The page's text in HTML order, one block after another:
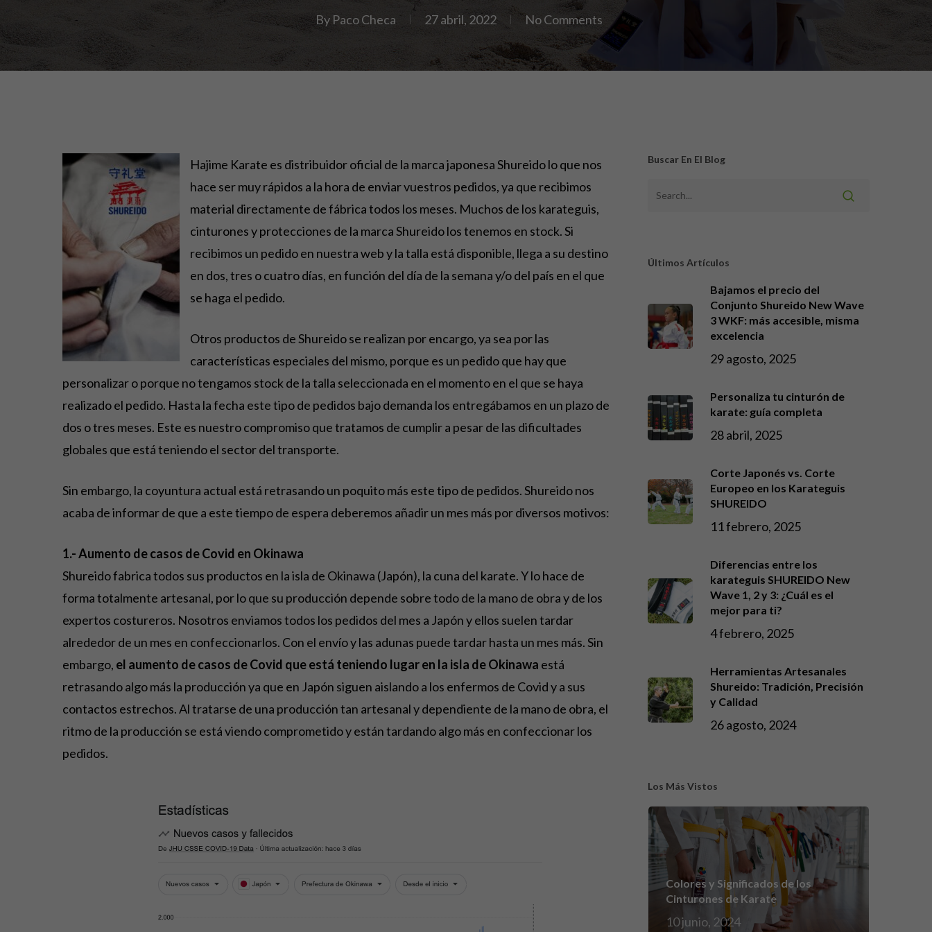
By Paco Checa 27 abril, 2022 No Comments
Hajime Karate es distribuidor oficial de la marca japonesa Shureido lo que nos
hace ser muy rápidos a la hora de enviar vuestros pedidos, ya que recibimos
material directamente de fábrica todos los meses. Muchos de los karateguis,
cinturones y protecciones de la marca Shureido los tenemos en stock. Si
recibimos un pedido en nuestra web y la talla está disponible, llega a su destino
en dos, tres o cuatro días, en función del día de la semana y/o del país en el que
se haga el pedido.
Otros productos de Shureido se realizan por encargo, ya sea por las
características especiales del mismo, porque es un pedido que hay que
personalizar o porque no tengamos stock de la talla seleccionada en el momento en el que se haya
realizado el pedido. Hasta la fecha este tipo de pedidos bajo demanda los entregábamos en un plazo de
dos o tres meses. Este es nuestro compromiso que tratamos de cumplir a pesar de las dificultades
globales que está teniendo el sector del transporte.
Sin embargo, la coyuntura actual está retrasando un poquito más este tipo de pedidos. Shureido nos
acaba de informar de que a este tiempo de espera deberemos añadir un mes más por diversos motivos:
1.- Aumento de casos de Covid en Okinawa
Shureido fabrica todos sus productos en la isla de Okinawa (Japón), la cuna del karate. Y lo hace de
forma totalmente artesanal, por lo que su producción depende sobre todo de la mano de obra y de los
expertos costureros. Nosotros enviamos todos los pedidos del mes a Japón y ellos suelen tardar
alrededor de un mes en confeccionarlos. Con el envío y las adunas puede tardar hasta un mes más. Sin
embargo, el aumento de casos de Covid que está teniendo lugar en la isla de Okinawa está
retrasando algo más la producción ya que en Japón siguen aislando a los enfermos de Covid y a sus
contactos estrechos. Al tratarse de una producción tan artesanal y dependiente de la mano de obra, el
ritmo de la producción se está viendo comprometido y están tardando algo más en confeccionar los
pedidos.
Buscar En El Blog
Últimos Artículos
Bajamos el precio del
Conjunto Shureido New Wave
3 WKF: más accesible, misma
excelencia
29 agosto, 2025
Personaliza tu cinturón de
karate: guía completa
28 abril, 2025
Corte Japonés vs. Corte
Europeo en los Karateguis
SHUREIDO
11 febrero, 2025
Diferencias entre los
karateguis SHUREIDO New
Wave 1, 2 y 3: ¿Cuál es el
mejor para ti?
4 febrero, 2025
Herramientas Artesanales
Shureido: Tradición, Precisión
y Calidad
26 agosto, 2024
Los Más Vistos
Colores y Significados de los
Cinturones de Karate
10 junio, 2024